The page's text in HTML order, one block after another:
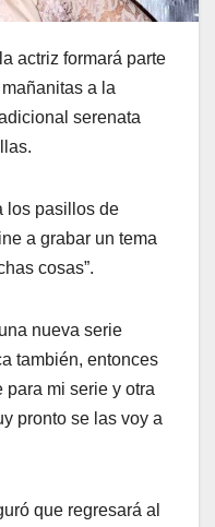
actriz formará parte
a la
serenata
los pasillos de
a grabar un tema
cosas”.
nueva serie
también, entonces
para mi serie y otra
pronto se las voy a
que regresará al